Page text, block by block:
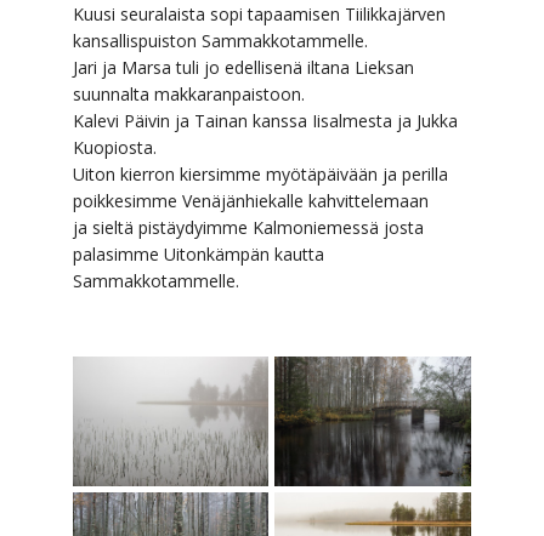
Kuusi seuralaista sopi tapaamisen Tiilikkajärven
kansallispuiston Sammakkotammelle.
Jari ja Marsa tuli jo edellisenä iltana Lieksan
suunnalta makkaranpaistoon.
Kalevi Päivin ja Tainan kanssa Iisalmesta ja Jukka
Kuopiosta.
Uiton kierron kiersimme myötäpäivään ja perilla
poikkesimme Venäjänhiekalle kahvittelemaan
ja sieltä pistäydyimme Kalmoniemessä josta
palasimme Uitonkämpän kautta
Sammakkotammelle.